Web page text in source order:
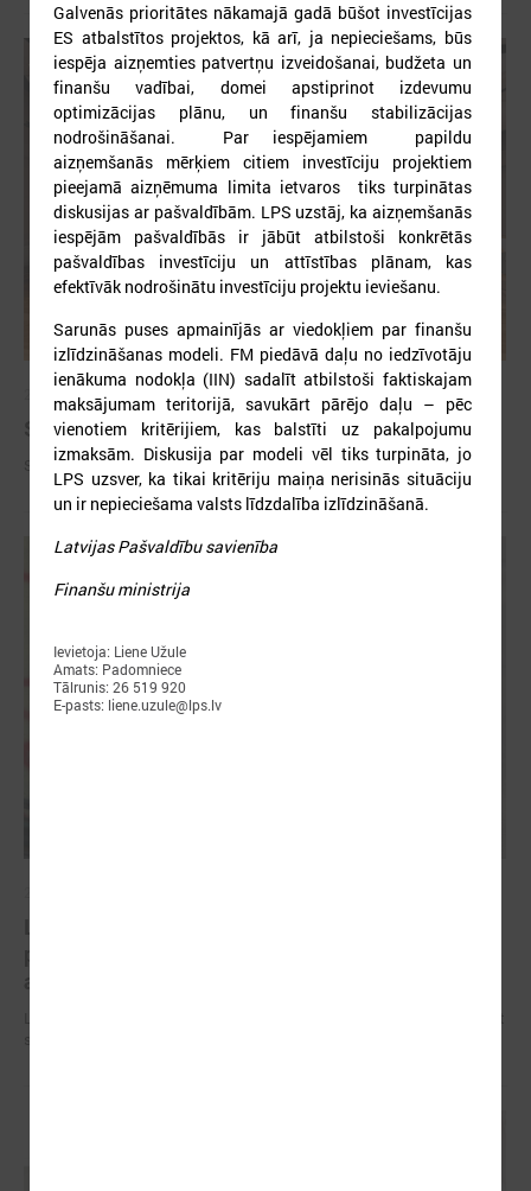
2026. gada 09. jūlijs
Sumināti Latvijas labākie tirgotāji
Sumināti Latvijas labākie tirgotāji
Galvenās prioritātes nākamajā gadā būšot investīcijas
ES atbalstītos projektos, kā arī, ja nepieciešams, būs
iespēja aizņemties patvertņu izveidošanai, budžeta un
finanšu vadībai, domei apstiprinot izdevumu
optimizācijas plānu, un finanšu stabilizācijas
nodrošināšanai. Par iespējamiem papildu
aizņemšanās mērķiem citiem investīciju projektiem
pieejamā aizņēmuma limita ietvaros tiks turpinātas
diskusijas ar pašvaldībām. LPS uzstāj, ka aizņemšanās
iespējām pašvaldībās ir jābūt atbilstoši konkrētās
pašvaldības investīciju un attīstības plānam, kas
efektīvāk nodrošinātu investīciju projektu ieviešanu.
Sarunās puses apmainījās ar viedokļiem par finanšu
izlīdzināšanas modeli. FM piedāvā daļu no iedzīvotāju
ienākuma nodokļa (IIN) sadalīt atbilstoši faktiskajam
maksājumam teritorijā, savukārt pārējo daļu – pēc
vienotiem kritērijiem, kas balstīti uz pakalpojumu
izmaksām. Diskusija par modeli vēl tiks turpināta, jo
LPS uzsver, ka tikai kritēriju maiņa nerisinās situāciju
un ir nepieciešama valsts līdzdalība izlīdzināšanā.
Latvijas Pašvaldību savienība
Finanšu ministrija
Ievietoja: Liene Užule
Amats: Padomniece
Tālrunis: 26 519 920
E-pasts: liene.uzule@lps.lv